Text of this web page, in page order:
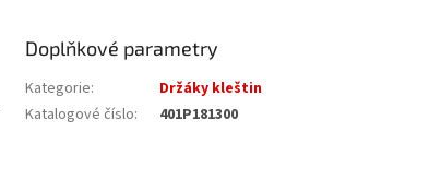
Doplňkové parametry
Kategorie:
Držáky kleštin
Katalogové číslo: 401P181300